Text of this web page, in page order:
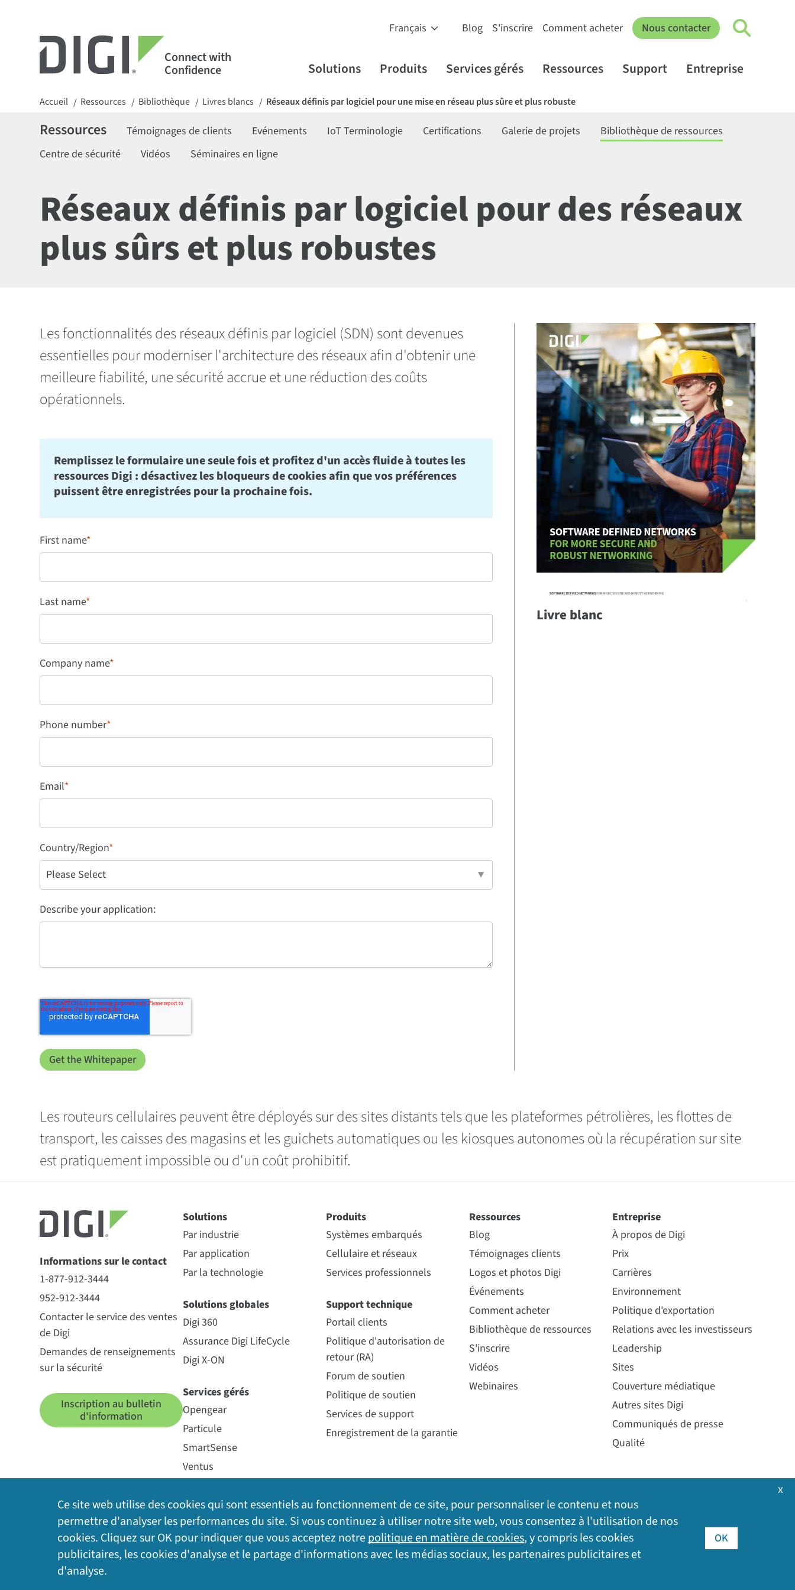
Connect with
Confidence
Blog S'inscrire Comment acheter Nous contacter
Solutions Produits Services gérés Ressources Support Entreprise
Accueil / Ressources / Bibliothèque / Livres blancs / Réseaux définis par logiciel pour une mise en réseau plus sûre et plus robuste
Ressources Témoignages de clients Evénements IoT Terminologie Certifications Galerie de projets
Bibliothèque de ressources
Centre de sécurité
Vidéos Séminaires en ligne
Réseaux définis par logiciel pour des réseaux
plus sûrs et plus robustes
Les fonctionnalités des réseaux définis par logiciel (SDN) sont devenues
essentielles pour moderniser l'architecture des réseaux afin d'obtenir une
meilleure fiabilité, une sécurité accrue et une réduction des coûts
opérationnels.
Remplissez le formulaire une seule fois et profitez d'un accès fluide à toutes les
ressources Digi : désactivez les bloqueurs de cookies afin que vos préférences
puissent être enregistrées pour la prochaine fois.
First name*
Last name*
Company name*
Phone number*
Email*
Country/Region*
Describe your application:
Livre blanc
Les routeurs cellulaires peuvent être déployés sur des sites distants tels que les plateformes pétrolières, les flottes de
transport, les caisses des magasins et les guichets automatiques ou les kiosques autonomes où la récupération sur site
est pratiquement impossible ou d'un coût prohibitif.
Informations sur le contact
1-877-912-3444
952-912-3444
Contacter le service des ventes
de Digi
Demandes de renseignements
sur la sécurité
Inscription au bulletin
d'information
Solutions
Par industrie
Par application
Par la technologie
Solutions globales
Digi 360
Assurance Digi LifeCycle
Digi X-ON
Services gérés
Opengear
Particule
SmartSense
Ventus
Produits
Systèmes embarqués
Cellulaire et réseaux
Services professionnels
Support technique
Portail clients
Politique d'autorisation de
retour (RA)
Forum de soutien
Politique de soutien
Services de support
Enregistrement de la garantie
Ressources
Blog
Témoignages clients
Logos et photos Digi
Événements
Comment acheter
Bibliothèque de ressources
S'inscrire
Vidéos
Webinaires
Entreprise
À propos de Digi
Prix
Carrières
Environnement
Politique d'exportation
Relations avec les investisseurs
Leadership
Sites
Couverture médiatique
Autres sites Digi
Communiqués de presse
Qualité
Politique de confidentialité | Politique en matière de cookies | Politique | Plan du site ©2026Digi International Inc. Tous droits réservés.
Ce site web utilise des cookies qui sont essentiels au fonctionnement de ce site, pour personnaliser le contenu et nous
permettre d'analyser les performances du site. Si vous continuez à utiliser notre site web, vous consentez à l'utilisation de nos
cookies. Cliquez sur OK pour indiquer que vous acceptez notrepolitique en matière de cookies, y compris les cookies
publicitaires, les cookies d'analyse et le partage d'informations avec les médias sociaux, les partenaires publicitaires et
d'analyse.
OK
x